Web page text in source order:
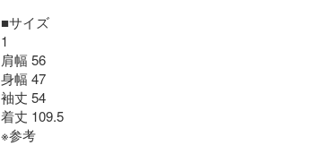
■サイズ
1
肩幅 56
身幅 47
袖丈 54
着丈 109.5
※参考